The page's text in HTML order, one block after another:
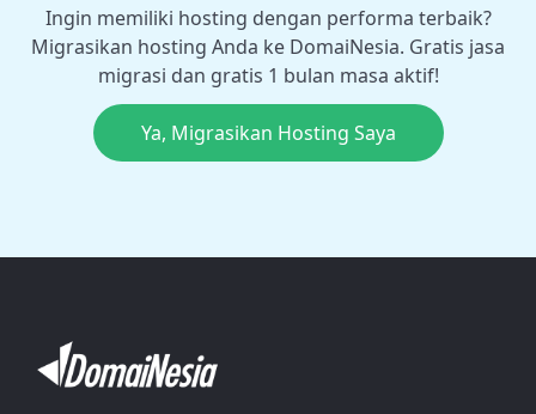
Ingin memiliki hosting dengan performa terbaik?
Migrasikan hosting Anda ke DomaiNesia. Gratis jasa
migrasi dan gratis 1 bulan masa aktif!
Ya, Migrasikan Hosting Saya